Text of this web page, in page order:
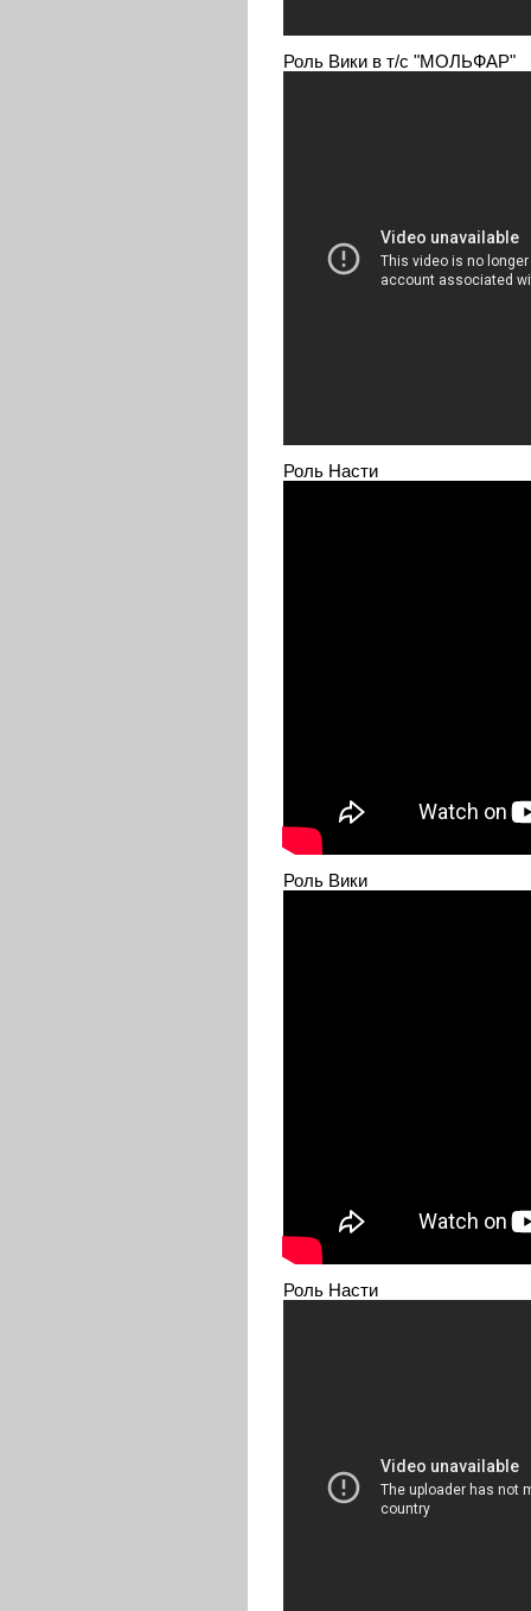
Роль Вики в т/с "МОЛЬФАР"
Роль Насти
Роль Вики
Роль Насти